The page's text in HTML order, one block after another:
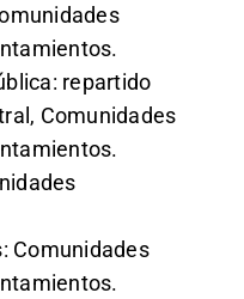
repartido
Comunidades
Comunidades